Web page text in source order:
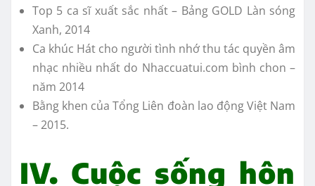
Top 5 ca sĩ xuất sắc nhất – Bảng GOLD Làn sóng
Xanh, 2014
Ca khúc Hát cho người tình nhớ thu tác quyền âm
nhạc nhiều nhất do Nhaccuatui.com bình chon –
năm 2014
Bằng khen của Tổng Liên đoàn lao động Việt Nam
– 2015.
IV. Cuộc sống hôn